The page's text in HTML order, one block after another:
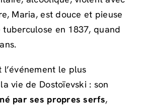
Maria, est douce et pieuse
en 1837, quand
l’événement le plus
vie de Dostoïevski : son
par ses propres serfs,